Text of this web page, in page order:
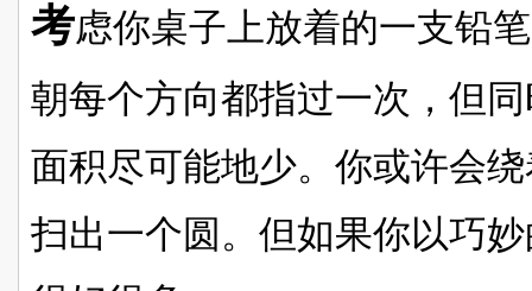
考虑你桌子上放着的一支铅
朝每个方向都指过一次，但
面积尽可能地少。你或许会
扫出一个圆。但如果你以巧